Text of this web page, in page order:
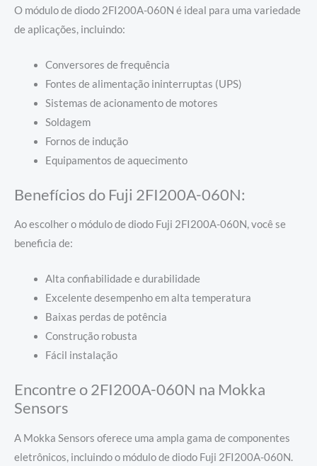
O módulo de diodo 2FI200A-060N é ideal para uma variedade
de aplicações, incluindo:
Conversores de frequência
Fontes de alimentação ininterruptas (UPS)
Sistemas de acionamento de motores
Soldagem
Fornos de indução
Equipamentos de aquecimento
Benefícios do Fuji 2FI200A-060N:
Ao escolher o módulo de diodo Fuji 2FI200A-060N, você se
beneficia de:
Alta confiabilidade e durabilidade
Excelente desempenho em alta temperatura
Baixas perdas de potência
Construção robusta
Fácil instalação
Encontre o 2FI200A-060N na Mokka
Sensors
A Mokka Sensors oferece uma ampla gama de componentes
eletrônicos, incluindo o módulo de diodo Fuji 2FI200A-060N.